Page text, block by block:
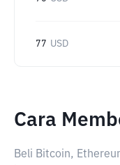
77 USD
Cara
Beli Bitcoin,